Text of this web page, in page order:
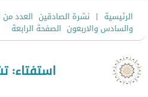
الرئيسية | نشرة الصادقين العدد من 141 الى 160
والسادس والاربعون الصفحة الرابعة
استفتاء: